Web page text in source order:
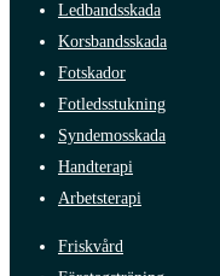
Ledbandsskada
Korsbandsskada
Fotskador
Fotledsstukning
Syndemosskada
Handterapi
Arbetsterapi
Friskvård